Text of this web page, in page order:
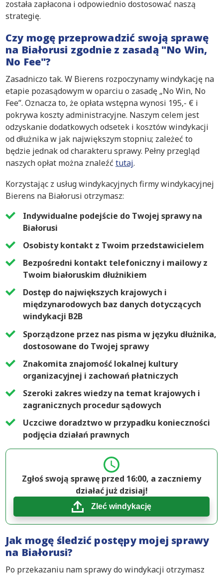
została zapłacona i odpowiednio dostosować naszą
strategię.
Czy mogę przeprowadzić swoją sprawę
na Białorusi zgodnie z zasadą "No Win,
No Fee"?
Zasadniczo tak. W Bierens rozpoczynamy windykację na
etapie pozasądowym w oparciu o zasadę „No Win, No
Fee”. Oznacza to, że opłata wstępna wynosi 195,- € i
pokrywa koszty administracyjne. Naszym celem jest
odzyskanie dodatkowych odsetek i kosztów windykacji
od dłużnika w jak największym stopniu; zależeć to
będzie jednak od charakteru sprawy. Pełny przegląd
naszych opłat można znaleźć tutaj.
Korzystając z usług windykacyjnych firmy windykacyjnej
Bierens na Białorusi otrzymasz:
Indywidualne podejście do Twojej sprawy na
Białorusi
Osobisty kontakt z Twoim przedstawicielem
Bezpośredni kontakt telefoniczny i mailowy z
Twoim białoruskim dłużnikiem
Dostęp do największych krajowych i
międzynarodowych baz danych dotyczących
windykacji B2B
Sporządzone przez nas pisma w języku dłużnika,
dostosowane do Twojej sprawy
Znakomita znajomość lokalnej kultury
organizacyjnej i zachowań płatniczych
Szeroki zakres wiedzy na temat krajowych i
zagranicznych procedur sądowych
Uczciwe doradztwo w przypadku konieczności
podjęcia działań prawnych
Zgłoś swoją sprawę przed 16:00, a zaczniemy
działać już dzisiaj!
Zleć windykację
Jak mogę śledzić postępy mojej sprawy
na Białorusi?
Po przekazaniu nam sprawy do windykacji otrzymasz